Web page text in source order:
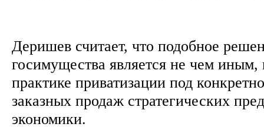
Деришев считает, что подобное
госимущества является не чем
практике приватизации под
заказных продаж стратегических
экономики.